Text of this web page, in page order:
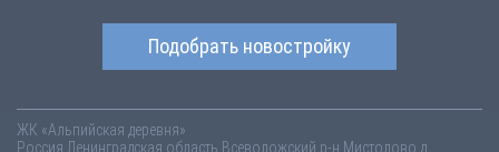
Подобрать новостройку
ЖК «Альпийская деревня»
Россия Ленинградская область Всеволожский р-н Мистолово д.,